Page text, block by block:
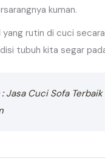
kuman.
yang rutin di cuci
tubuh kita segar
:Jasa Cuci Sofa